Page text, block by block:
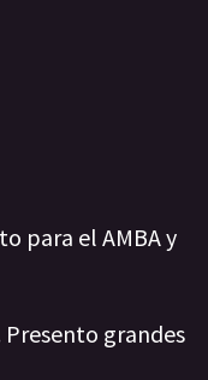
para el AMBA y
grandes